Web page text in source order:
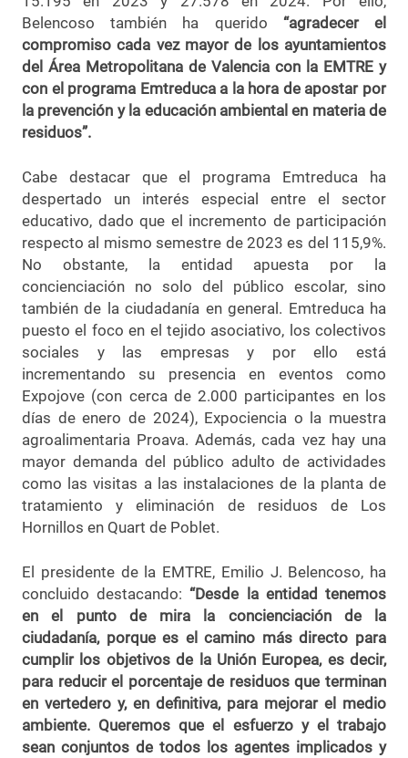
Belencoso también ha querido “agradecer el
compromiso cada vez mayor de los ayuntamientos
del Área Metropolitana de Valencia con la EMTRE y
con el programa Emtreduca a la hora de apostar por
la prevención y la educación ambiental en materia de
residuos”.
Cabe destacar que el programa Emtreduca ha
despertado un interés especial entre el sector
educativo, dado que el incremento de participación
respecto al mismo semestre de 2023 es del 115,9%.
No obstante, la entidad apuesta por la
concienciación no solo del público escolar, sino
también de la ciudadanía en general. Emtreduca ha
puesto el foco en el tejido asociativo, los colectivos
sociales y las empresas y por ello está
incrementando su presencia en eventos como
Expojove (con cerca de 2.000 participantes en los
días de enero de 2024), Expociencia o la muestra
agroalimentaria Proava. Además, cada vez hay una
mayor demanda del público adulto de actividades
como las visitas a las instalaciones de la planta de
tratamiento y eliminación de residuos de Los
Hornillos en Quart de Poblet.
El presidente de la EMTRE, Emilio J. Belencoso, ha
concluido destacando:“Desde la entidad tenemos
en el punto de mira la concienciación de la
ciudadanía, porque es el camino más directo para
cumplir los objetivos de la Unión Europea, es decir,
para reducir el porcentaje de residuos que terminan
en vertedero y, en definitiva, para mejorar el medio
ambiente. Queremos que el esfuerzo y el trabajo
sean conjuntos de todos los agentes implicados y